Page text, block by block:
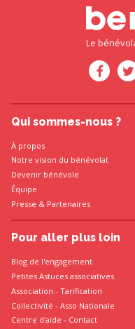
Le
Qui sommes-nous ?
À propos
Notre vision du bénévolat
Devenir bénévole
Équipe
Presse & Partenaires
Pour aller plus loin
Blog de l'engagement
Petites Astuces associatives
Association - Tarification
Collectivité - Asso Nationale
Centre d'aide - Contact